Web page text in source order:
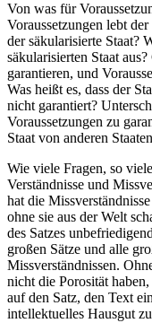
Von was für
Voraussetzungen lebt
der säkularisierte Staat?
säkularisierten Staat
garantieren, und
Was heißt es, dass der
nicht garantiert?
Voraussetzungen zu
Staat von anderen
Wie viele Fragen, so
Verständnisse und
hat die
ohne sie aus der Welt
des Satzes
großen Sätze und alle
Missverständnissen.
nicht die Porosität
auf den Satz, den Text
intellektuelles Hausgut